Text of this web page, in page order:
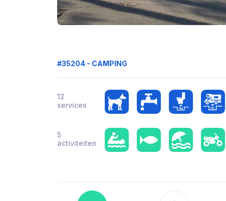
#35204 - CAMPING
12
services
5
activiteiten